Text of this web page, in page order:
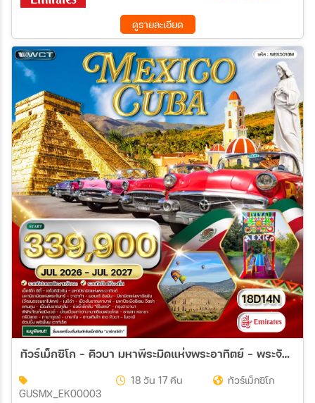
ดูรายละเอียด
ทัวร์เม็กซิโก - คิวบา มหาพีระมิดแห่งพระอาทิตย์ - พระจันทร์ 18 วัน (EK) JUL 26 - JUL 27
GUSMX_EK00003
18 วัน 17 คืน ทัวร์เม็กซิโก